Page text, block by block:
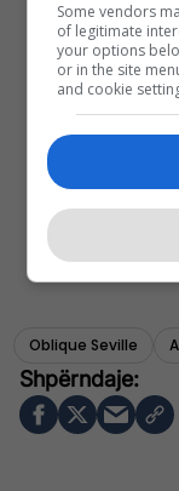
Oblique Seville
Some vendors
of legitimate
your options
or in the site
and cookie